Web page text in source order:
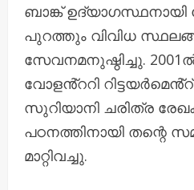
ബാങ്ക് ഉദ്യാഗസ്ഥനായി
പുറത്തും വിവിധ
സേവനമനുഷ്ഠിച്ചു.
വോളൻ്ററി
സുറിയാനി ചരിത്ര
പഠനത്തിനായി തന്റെ
മാറ്റിവച്ചു.